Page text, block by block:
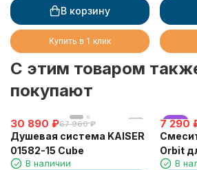
черный матовый
В корзину
Купить в 1 клик
C этим товаром
покупают
30 890 ₽67 960 ₽
Душевая система KAISER
01582-15 Cube
В наличии
хит
7 290
Orbit
В